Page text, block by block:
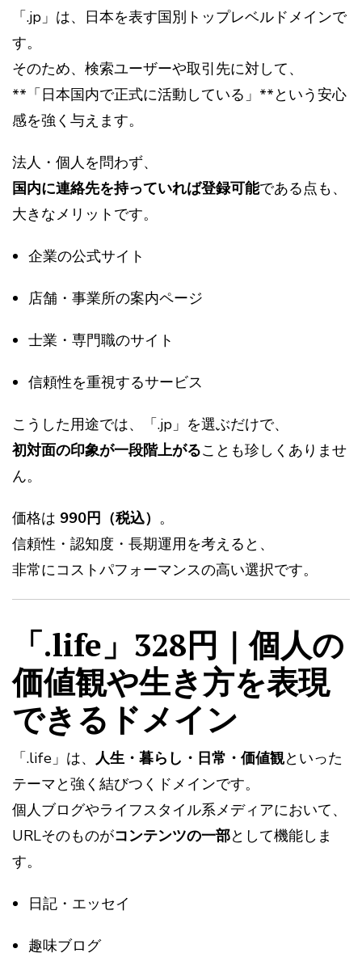
「.jp」は、日本を表す国別トップレベルドメインで
す。
そのため、検索ユーザーや取引先に対して、
**「日本国内で正式に活動している」**という安心
感を強く与えます。
法人・個人を問わず、
国内に連絡先を持っていれば登録可能である点も、
大きなメリットです。
企業の公式サイト
店舗・事業所の案内ページ
士業・専門職のサイト
信頼性を重視するサービス
こうした用途では、「.jp」を選ぶだけで、
初対面の印象が一段階上がることも珍しくありませ
ん。
価格は 990円（税込） 。
信頼性・認知度・長期運用を考えると、
非常にコストパフォーマンスの高い選択です。
「.life」328円｜個人の
価値観や生き方を表現
できるドメイン
「.life」は、 人生・暮らし・日常・価値観といった
テーマと強く結びつくドメインです。
個人ブログやライフスタイル系メディアにおいて、
URLそのものがコンテンツの一部として機能しま
す。
日記・エッセイ
趣味ブログ